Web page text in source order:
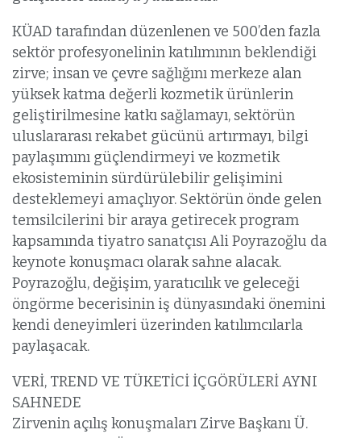
KÜAD tarafından düzenlenen ve 500’den fazla
sektör profesyonelinin katılımının beklendiği
zirve; insan ve çevre sağlığını merkeze alan
yüksek katma değerli kozmetik ürünlerin
geliştirilmesine katkı sağlamayı, sektörün
uluslararası rekabet gücünü artırmayı, bilgi
paylaşımını güçlendirmeyi ve kozmetik
ekosisteminin sürdürülebilir gelişimini
desteklemeyi amaçlıyor. Sektörün önde gelen
temsilcilerini bir araya getirecek program
kapsamında tiyatro sanatçısı Ali Poyrazoğlu da
keynote konuşmacı olarak sahne alacak.
Poyrazoğlu, değişim, yaratıcılık ve geleceği
öngörme becerisinin iş dünyasındaki önemini
kendi deneyimleri üzerinden katılımcılarla
paylaşacak.
VERİ, TREND VE TÜKETİCİ İÇGÖRÜLERİ AYNI
SAHNEDE
Zirvenin açılış konuşmaları Zirve Başkanı Ü.